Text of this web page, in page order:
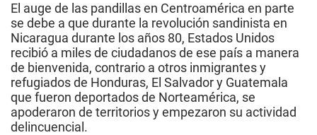
El auge de las pandillas en Centroamérica en parte
se debe a que durante la revolución sandinista en
Nicaragua durante los años 80, Estados Unidos
recibió a miles de ciudadanos de ese país a manera
de bienvenida, contrario a otros inmigrantes y
refugiados de Honduras, El Salvador y Guatemala
que fueron deportados de Norteamérica, se
apoderaron de territorios y empezaron su actividad
delincuencial.